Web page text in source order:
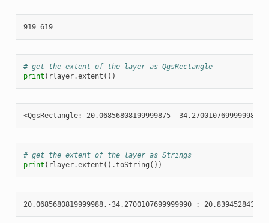
919 619
# get the extent of the layer as QgsRectangle
print ( rlayer.extent ())
# get the extent of the layer as Strings
print ( rlayer.extent () .toString ())